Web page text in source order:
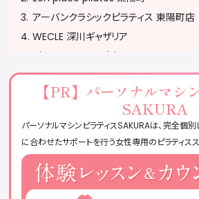
アーバンクラシックピラティス 東陽町店
WECLE 深川ギャザリア
ピラティスミラー 木場
studio SHEEP 東陽町店
ku’u_studio
OLUTANA pilates 門前仲町店
SEPILA 東陽町
pilates & yogaスタジオ health fit 木
ティップネス木場
ピラティススタジオに通う際の注意
【PR】 パーソナルマシ
SAKURA
パーソナルマシンピラティスSAKURAは、完全個
に合わせたサポートを行う女性専用のピラティスス